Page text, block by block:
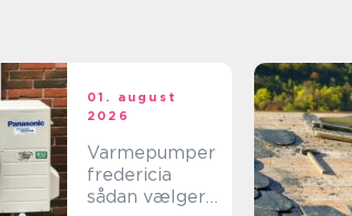
01. august
2026
Varmepumper
fredericia
sådan vælger